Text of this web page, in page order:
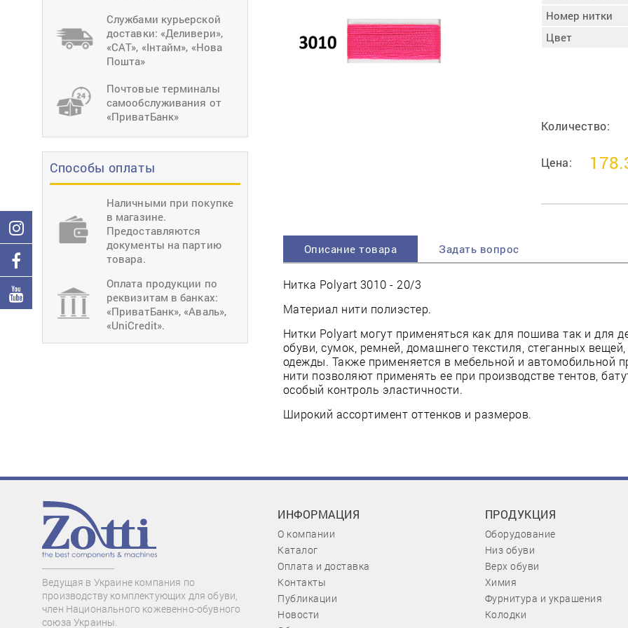
оборудование
Загибка деталей
Увлажнение пятки
Затяжка пяточной
части
Службами курьерской
доставки: «Деливери»,
«САТ», «Інтайм», «Нова
Пошта»
Почтовые терминалы
самообслуживания от
«ПриватБанк»
Способы оплаты
Наличными при покупке
в магазине.
Предоставляются
документы на партию
товара.
Оплата продукции по
реквизитам в банках:
«ПриватБанк», «Аваль»,
«UniCredit».
Номер нитки
Цвет
Количество:
Цена:
Описание товара Задать вопрос
Нитка Polyart 3010 - 20/3
Материал нити полиэстер.
Нитки Polyart могут применяться как для пошива так и для
обуви, сумок, ремней, домашнего текстиля, стеганных
одежды. Также применяется в мебельной и автомобильной
нити позволяют применять ее при производстве тентов,
особый контроль эластичности.
Широкий ассортимент оттенков и размеров.
Ведущая в Украине компания по
производству комплектующих для обуви,
член Национального кожевенно-обувного
союза Украины.
ИНФОРМАЦИЯ
О компании
Каталог
Оплата и доставка
Контакты
Публикации
Новости
ПРОДУКЦИЯ
Оборудование
Низ обуви
Верх обуви
Химия
Фурнитура и украшения
Колодки